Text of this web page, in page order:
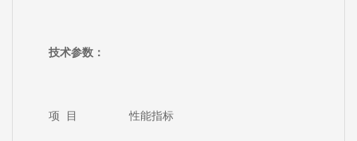
技术参数：
项 目 性能指标